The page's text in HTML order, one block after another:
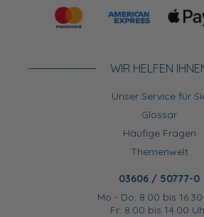
WIR HELFEN
Unser Service für
Glossar
Häufige Fragen
Themenwelt
03606 / 50777-0
Mo - Do: 8.00 bis
Fr: 8.00 bis 14.00